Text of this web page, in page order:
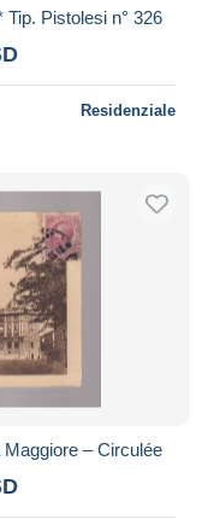
Pistolesi n° 326
Residenziale
– Circulée